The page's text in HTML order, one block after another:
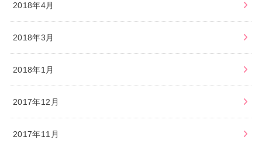
2018年4月
2018年3月
2018年1月
2017年12月
2017年11月